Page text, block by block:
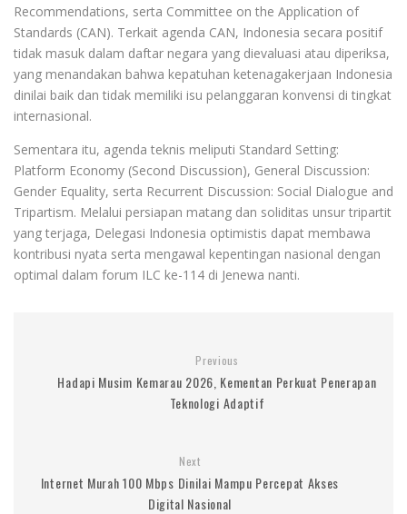
Recommendations, serta Committee on the Application of
Standards (CAN). Terkait agenda CAN, Indonesia secara positif
tidak masuk dalam daftar negara yang dievaluasi atau diperiksa,
yang menandakan bahwa kepatuhan ketenagakerjaan Indonesia
dinilai baik dan tidak memiliki isu pelanggaran konvensi di tingkat
internasional.
Sementara itu, agenda teknis meliputi Standard Setting:
Platform Economy (Second Discussion), General Discussion:
Gender Equality, serta Recurrent Discussion: Social Dialogue and
Tripartism. Melalui persiapan matang dan soliditas unsur tripartit
yang terjaga, Delegasi Indonesia optimistis dapat membawa
kontribusi nyata serta mengawal kepentingan nasional dengan
optimal dalam forum ILC ke-114 di Jenewa nanti.
Previous
Hadapi Musim Kemarau 2026, Kementan Perkuat Penerapan
Teknologi Adaptif
Next
Internet Murah 100 Mbps Dinilai Mampu Percepat Akses
Digital Nasional